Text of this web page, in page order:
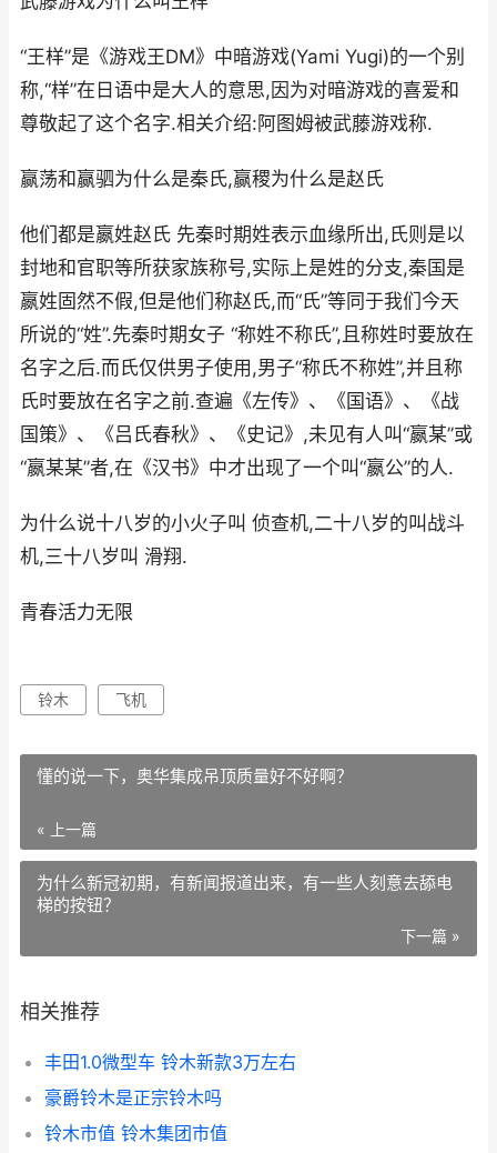
“王样”是《游戏王DM》中暗游戏(Yami Yugi)的一个别
称,“样”在日语中是大人的意思,因为对暗游戏的喜爱和
尊敬起了这个名字.相关介绍:阿图姆被武藤游戏称.
赢荡和赢驷为什么是秦氏,赢稷为什么是赵氏
他们都是嬴姓赵氏 先秦时期姓表示血缘所出,氏则是以
封地和官职等所获家族称号,实际上是姓的分支,秦国是
嬴姓固然不假,但是他们称赵氏,而“氏”等同于我们今天
所说的“姓”.先秦时期女子 “称姓不称氏”,且称姓时要放在
名字之后.而氏仅供男子使用,男子“称氏不称姓”,并且称
氏时要放在名字之前.查遍《左传》、《国语》、《战
国策》、《吕氏春秋》、《史记》,未见有人叫“嬴某”或
“嬴某某”者,在《汉书》中才出现了一个叫“嬴公”的人.
为什么说十八岁的小火子叫 侦查机,二十八岁的叫战斗
机,三十八岁叫 滑翔.
青春活力无限
铃木 飞机
懂的说一下，奥华集成吊顶质量好不好啊？
« 上一篇
为什么新冠初期，有新闻报道出来，有一些人刻意去舔电
梯的按钮？
下一篇 »
相关推荐
丰田1.0微型车 铃木新款3万左右
豪爵铃木是正宗铃木吗
铃木市值 铃木集团市值